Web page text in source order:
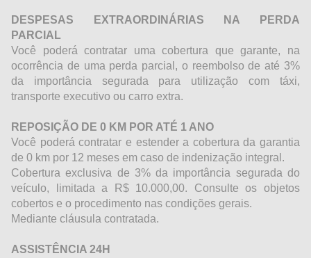
DESPESAS EXTRAORDINÁRIAS NA PERDA
PARCIAL
Você poderá contratar uma cobertura que garante, na
ocorrência de uma perda parcial, o reembolso de até 3%
da importância segurada para utilização com táxi,
transporte executivo ou carro extra.
REPOSIÇÃO DE 0 KM POR ATÉ 1 ANO
Você poderá contratar e estender a cobertura da garantia
de 0 km por 12 meses em caso de indenização integral.
Cobertura exclusiva de 3% da importância segurada do
veículo, limitada a R$ 10.000,00. Consulte os objetos
cobertos e o procedimento nas condições gerais.
Mediante cláusula contratada.
ASSISTÊNCIA 24H